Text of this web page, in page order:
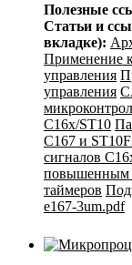
Полезные
Статьи и
вкладке):
Применение
управления
управления
C16x/ST10
C167 и
сигналов
повышенным
таймеров
e167-3um.pdf